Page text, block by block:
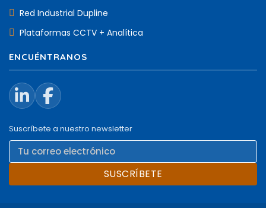
Red Industrial Dupline
Plataformas CCTV + Analítica
ENCUÉNTRANOS
Suscríbete a nuestro newsletter
SUSCRÍBETE